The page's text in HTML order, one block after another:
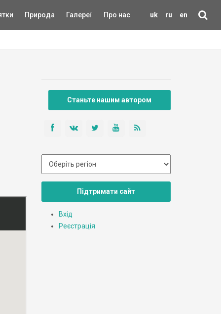
uk ru en
Природа Галереї Про нас
Станьте нашим автором
Підтримати сайт
Вхід
Реєстрація